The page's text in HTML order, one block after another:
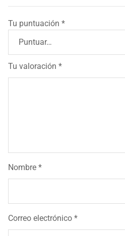
Tu puntuación *
Tu valoración *
Nombre *
Correo electrónico *